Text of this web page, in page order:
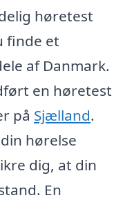
høretest
finde et
af Danmark.
en høretest
på Sjælland.
hørelse
dig, at din
En